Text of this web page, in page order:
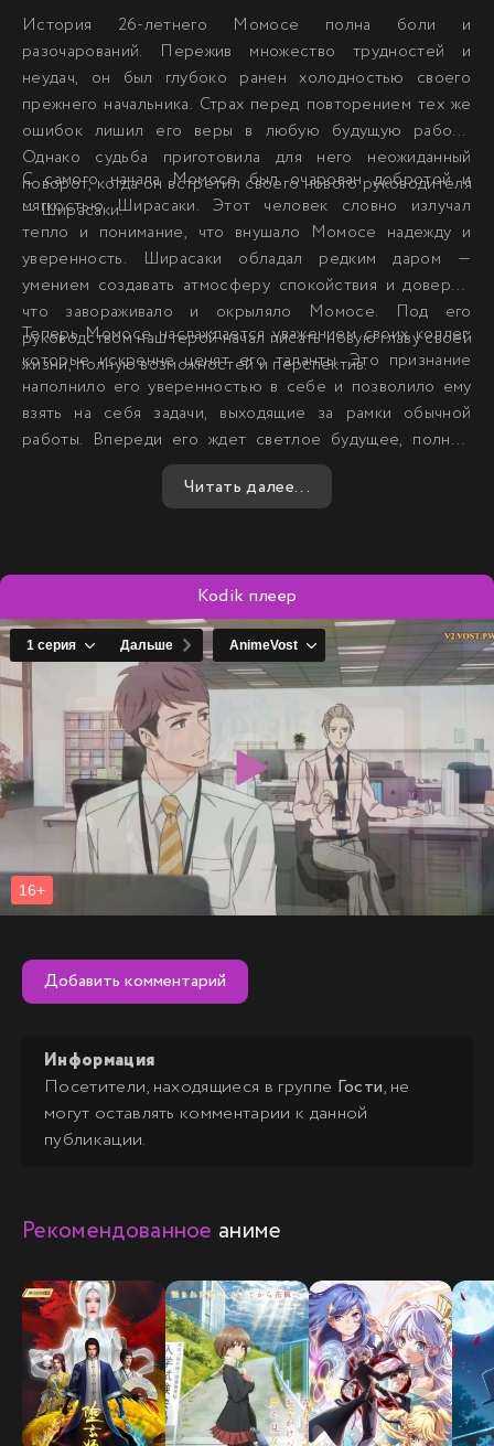
История 26-летнего Момосе полна боли и
разочарований. Пережив множество трудностей и
неудач, он был глубоко ранен холодностью своего
прежнего начальника. Страх перед повторением тех же
ошибок лишил его веры в любую будущую работу.
Однако судьба приготовила для него неожиданный
поворот, когда он встретил своего нового руководителя
— Ширасаки.
С самого начала Момосе был очарован добротой и
мягкостью Ширасаки. Этот человек словно излучал
тепло и понимание, что внушало Момосе надежду и
уверенность. Ширасаки обладал редким даром —
умением создавать атмосферу спокойствия и доверия,
что завораживало и окрыляло Момосе. Под его
руководством наш герой начал писать новую главу своей
жизни, полную возможностей и перспектив.
Теперь Момосе наслаждается уважением своих коллег,
которые искренне ценят его таланты. Это признание
наполнило его уверенностью в себе и позволило ему
взять на себя задачи, выходящие за рамки обычной
работы. Впереди его ждет светлое будущее, полное
профессиональных достижений и личного роста.
Читать далее...
Kodik плеер
Добавить комментарий
Информация
Посетители, находящиеся в группе Гости, не
могут оставлять комментарии к данной
публикации.
Рекомендованное аниме